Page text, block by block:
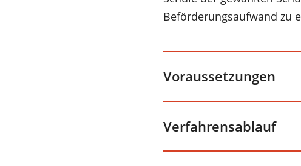
Beförderungsaufwand zu
Voraussetzungen
Verfahrensablauf